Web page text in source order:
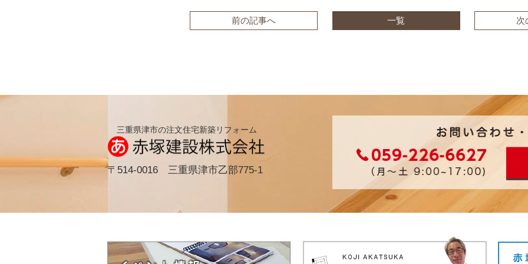
前の記事へ 一覧 次
三重県津市の注文住宅新築リフォーム
〒514-0016 三重県津市乙部775-1